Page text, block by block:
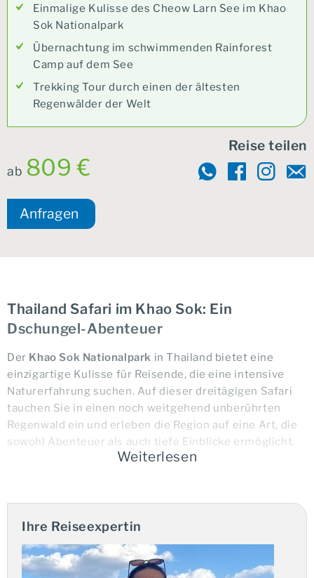
Einmalige Kulisse des Cheow Larn See im Khao
Sok Nationalpark
Übernachtung im schwimmenden Rainforest
Camp auf dem See
Trekking Tour durch einen der ältesten
Regenwälder der Welt
ab 809 €
Reise teilen
Anfragen
Thailand Safari im Khao Sok: Ein
Dschungel-Abenteuer
Der Khao Sok Nationalpark in Thailand bietet eine
einzigartige Kulisse für Reisende, die eine intensive
Naturerfahrung suchen. Auf dieser dreitägigen Safari
tauchen Sie in einen noch weitgehend unberührten
Regenwald ein und erleben die Region auf eine Art, die
sowohl Abenteuer als auch tiefe Einblicke ermöglicht.
Ihnen die Natur näherbringen, darunter Boots- und
Kanuausflüge sowie Dschungelwanderungen.
Weiterlesen
Ihre Reiseexpertin